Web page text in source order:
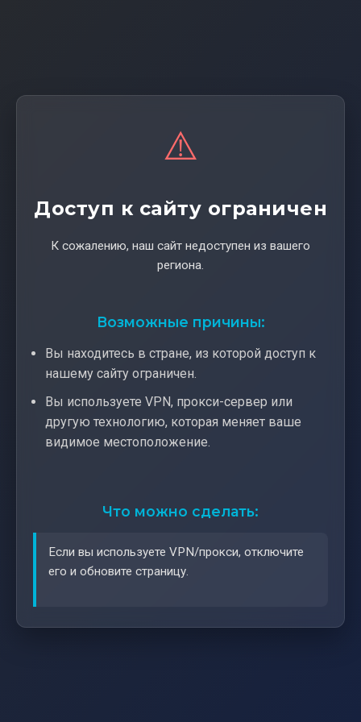
⚠️
Доступ к сайту ограничен
К сожалению, наш сайт недоступен из вашего
региона.
Возможные причины:
Вы находитесь в стране, из которой доступ к
нашему сайту ограничен.
Вы используете VPN, прокси-сервер или
другую технологию, которая меняет ваше
видимое местоположение.
Что можно сделать:
Если вы используете VPN/прокси, отключите
его и обновите страницу.